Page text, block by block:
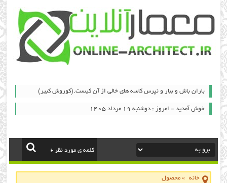
باران باش و ببار و نپرس کاسه های خالی از آن کیست.(کوروش کبیر)
خوش آمدید - امروز : دوشنبه ۱۹ مرداد ۱۴۰۵
خانه »محصول